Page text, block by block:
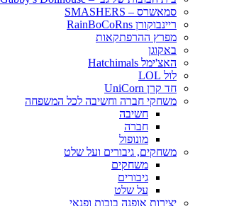
סמאשרס – SMASHERS
ריינבוקורן RainBoCoRns
מפרץ ההרפתקאות
באקוגן
האצ'ימל Hatchimals
לול LOL
חד קרן UniCorn
משחקי חברה וחשיבה לכל המשפחה
חשיבה
חברה
מונופול
משחקים, גיבורים ועל שלט
משחקים
גיבורים
על שלט
יצירות אופנה בובות ופנאי